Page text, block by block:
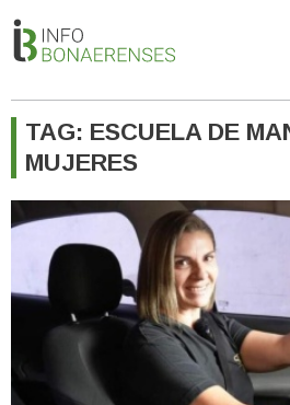
TAG: ESCUELA DE
MUJERES